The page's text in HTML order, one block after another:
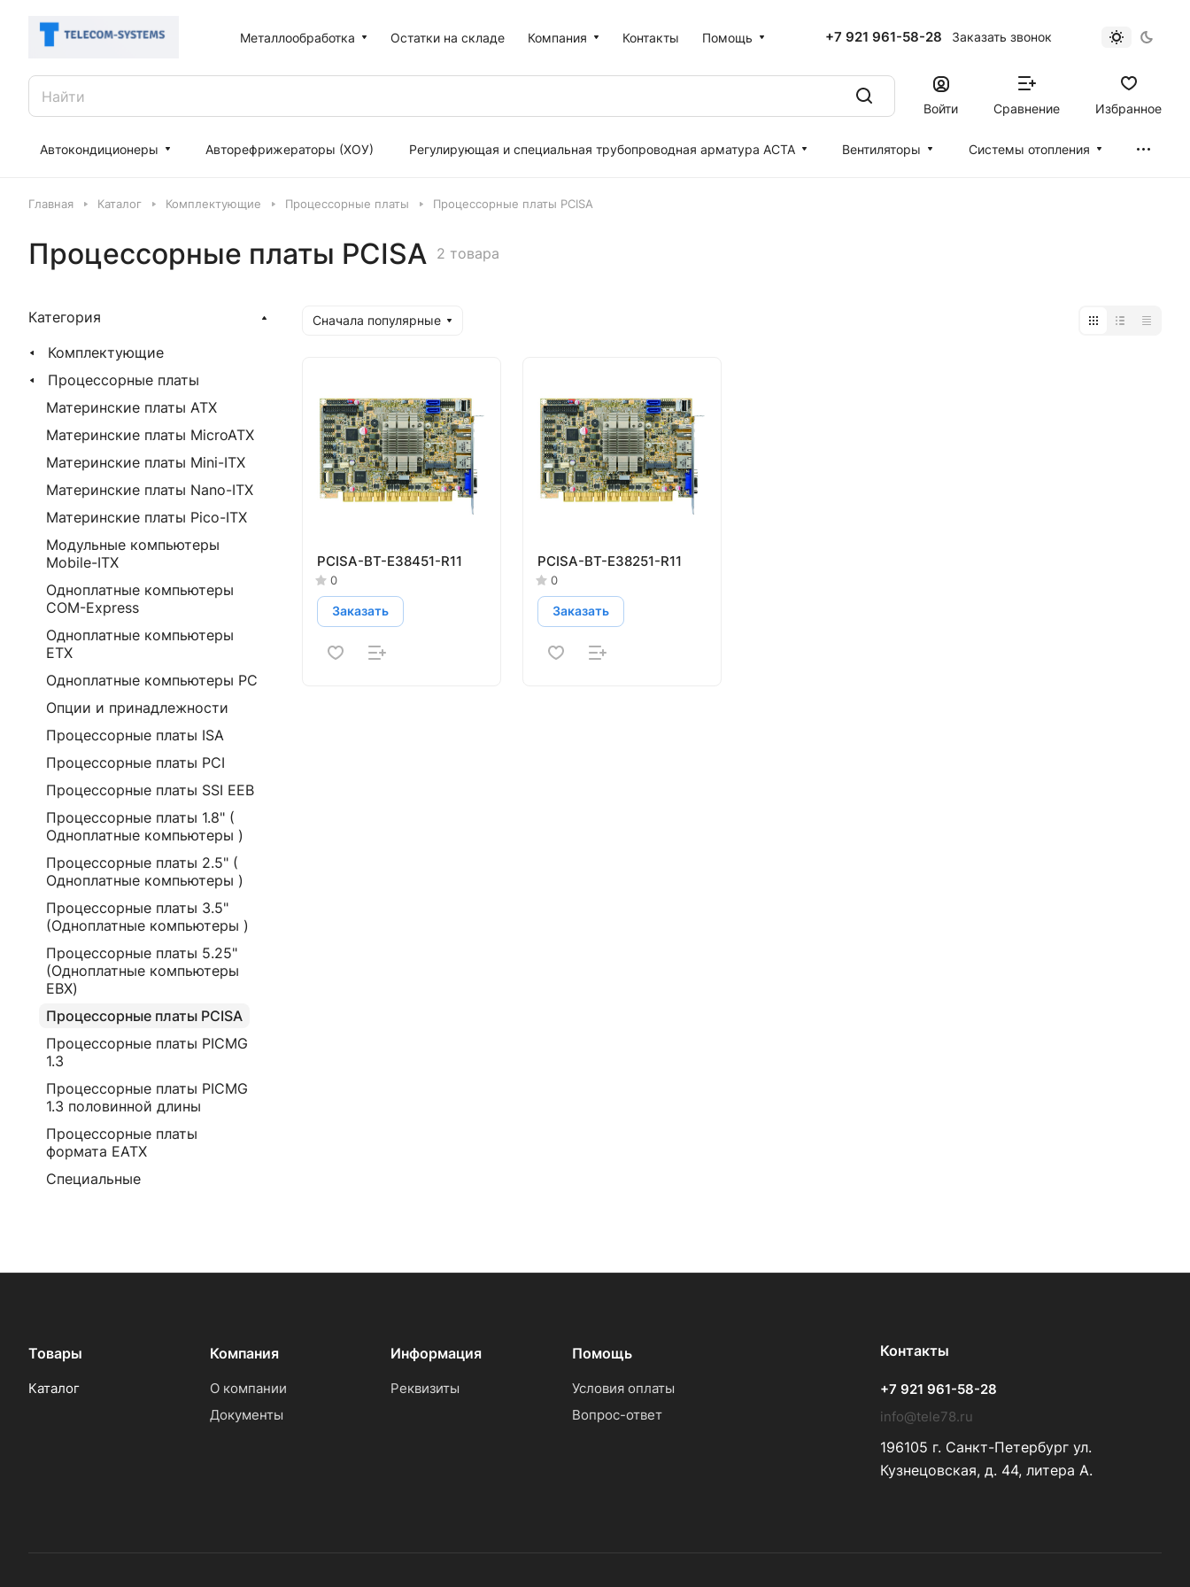
Металлообработка Остатки на складе Компания Контакты Помощь +7 921 961-58-28 Заказать звонок
Войти Сравнение Избранное
Автокондиционеры Авторефрижераторы (ХОУ) Регулирующая и специальная трубопроводная арматура АСТА Вентиляторы Cистемы отопления
Главная Каталог Комплектующие Процессорные платы Процессорные платы PCISA
Процессорные платы PCISA 2 товара
Сначала популярные
PCISA-BT-E38451-R11
0
Заказать
PCISA-BT-E38251-R11
0
Заказать
Категория
Комплектующие
Процессорные платы
Материнские платы ATX
Материнские платы MicroATX
Материнские платы Mini-ITX
Материнские платы Nano-ITX
Материнские платы Pico-ITX
Модульные компьютеры
Mobile-ITX
Одноплатные компьютеры
COM-Express
Одноплатные компьютеры
ETX
Одноплатные компьютеры PC
Опции и принадлежности
Процессорные платы ISA
Процессорные платы PCI
Процессорные платы SSI EEB
Процессорные платы 1.8" (
Одноплатные компьютеры )
Процессорные платы 2.5" (
Одноплатные компьютеры )
Процессорные платы 3.5"
(Одноплатные компьютеры )
Процессорные платы 5.25"
(Одноплатные компьютеры
EBX)
Процессорные платы PCISA
Процессорные платы PICMG
1.3
Процессорные платы PICMG
1.3 половинной длины
Процессорные платы
формата EATX
Специальные
Товары
Каталог
Компания
О компании
Документы
Информация
Реквизиты
Помощь
Условия оплаты
Вопрос-ответ
Контакты
+7 921 961-58-28
info@tele78.ru
196105 г. Санкт-Петербург ул.
Кузнецовская, д. 44, литера А.